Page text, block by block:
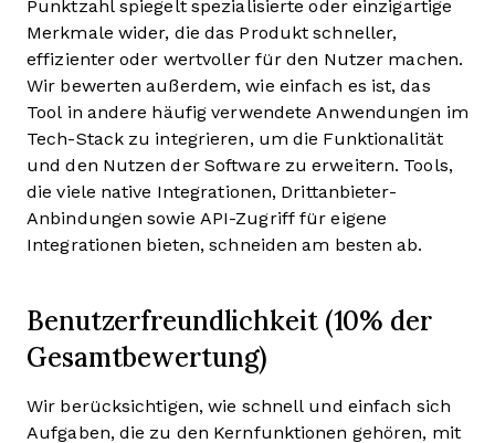
Punktzahl spiegelt spezialisierte oder einzigartige
Merkmale wider, die das Produkt schneller,
effizienter oder wertvoller für den Nutzer machen.
Wir bewerten außerdem, wie einfach es ist, das
Tool in andere häufig verwendete Anwendungen im
Tech-Stack zu integrieren, um die Funktionalität
und den Nutzen der Software zu erweitern. Tools,
die viele native Integrationen, Drittanbieter-
Anbindungen sowie API-Zugriff für eigene
Integrationen bieten, schneiden am besten ab.
Benutzerfreundlichkeit (10% der
Gesamtbewertung)
Wir berücksichtigen, wie schnell und einfach sich
Aufgaben, die zu den Kernfunktionen gehören, mit